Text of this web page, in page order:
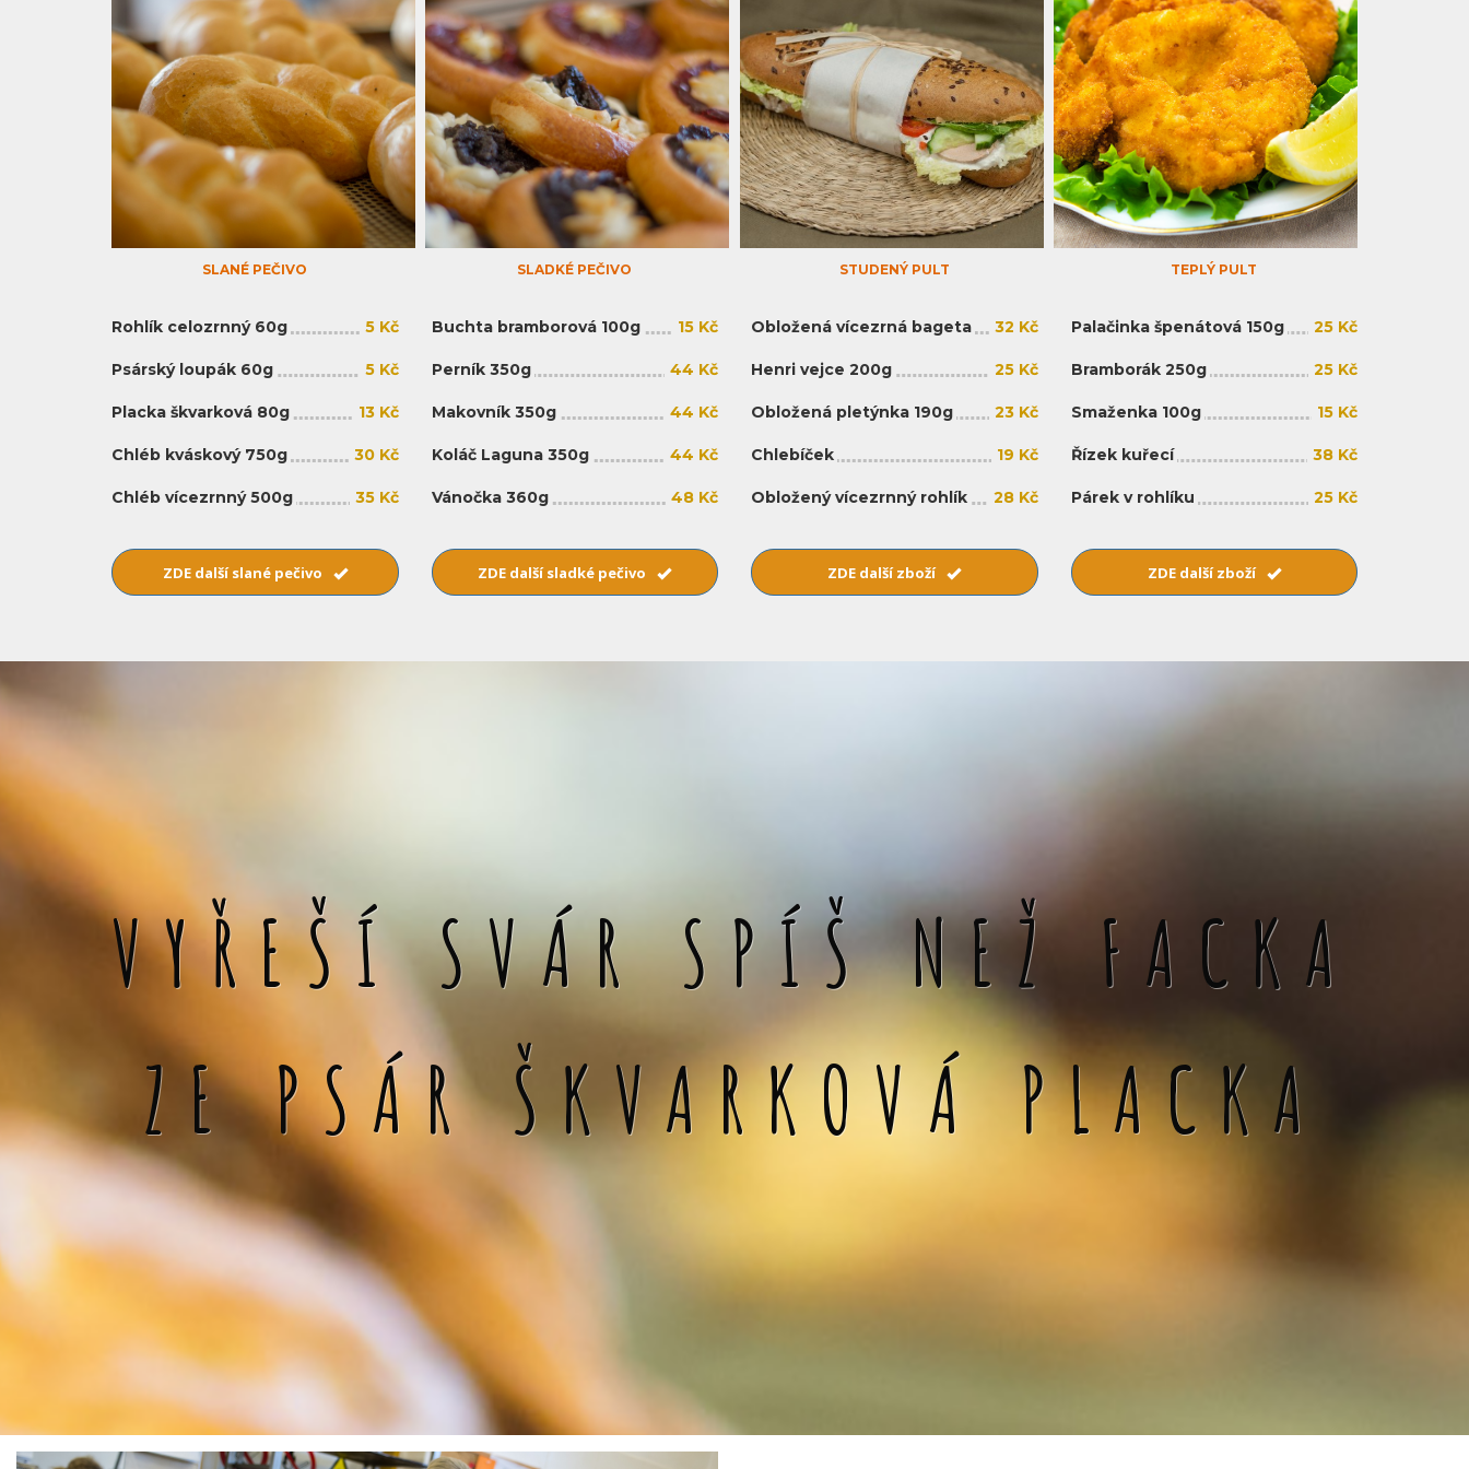
SLANÉ PEČIVO
Rohlík celozrnný 60g 5 Kč
Psárský loupák 60g 5 Kč
Placka škvarková 80g 13 Kč
Chléb kváskový 750g 30 Kč
Chléb vícezrnný 500g 35 Kč
ZDE další slané pečivo
SLADKÉ PEČIVO
Buchta bramborová 100g 15 Kč
Perník 350g 44 Kč
Makovník 350g 44 Kč
Koláč Laguna 350g 44 Kč
Vánočka 360g 48 Kč
ZDE další sladké pečivo
STUDENÝ PULT
Obložená vícezrná bageta 32 Kč
Henri vejce 200g 25 Kč
Obložená pletýnka 190g 23 Kč
Chlebíček 19 Kč
Obložený vícezrnný rohlík 28 Kč
ZDE další zboží
TEPLÝ PULT
Palačinka špenátová 150g 25 Kč
Bramborák 250g 25 Kč
Smaženka 100g 15 Kč
Řízek kuřecí 38 Kč
Párek v rohlíku 25 Kč
ZDE další zboží
VYŘEŠÍ SVÁR SPÍŠ NEŽ FACKA
ZE PSÁR ŠKVARKOVÁ PLACKA